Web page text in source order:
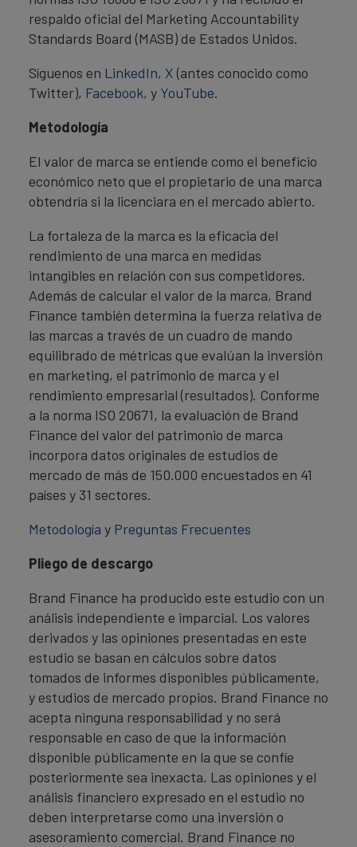
respaldo oficial del Marketing Accountability
Standards Board (MASB) de Estados Unidos.
Síguenos en LinkedIn, X (antes conocido como
Twitter), Facebook, y YouTube.
Metodología
El valor de marca se entiende como el beneficio
económico neto que el propietario de una marca
obtendría si la licenciara en el mercado abierto.
La fortaleza de la marca es la eficacia del
rendimiento de una marca en medidas
intangibles en relación con sus competidores.
Además de calcular el valor de la marca, Brand
Finance también determina la fuerza relativa de
las marcas a través de un cuadro de mando
equilibrado de métricas que evalúan la inversión
en marketing, el patrimonio de marca y el
rendimiento empresarial (resultados). Conforme
a la norma ISO 20671, la evaluación de Brand
Finance del valor del patrimonio de marca
incorpora datos originales de estudios de
mercado de más de 150.000 encuestados en 41
países y 31 sectores.
Metodología y Preguntas Frecuentes
Pliego de descargo
Brand Finance ha producido este estudio con un
análisis independiente e imparcial. Los valores
derivados y las opiniones presentadas en este
estudio se basan en cálculos sobre datos
tomados de informes disponibles públicamente,
y estudios de mercado propios. Brand Finance no
acepta ninguna responsabilidad y no será
responsable en caso de que la información
disponible públicamente en la que se confíe
posteriormente sea inexacta. Las opiniones y el
análisis financiero expresado en el estudio no
deben interpretarse como una inversión o
asesoramiento comercial. Brand Finance no